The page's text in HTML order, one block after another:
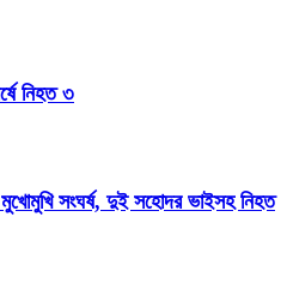
নিহত ৩
মুখোমুখি সংঘর্ষ, দুই সহোদর ভাইসহ নিহত